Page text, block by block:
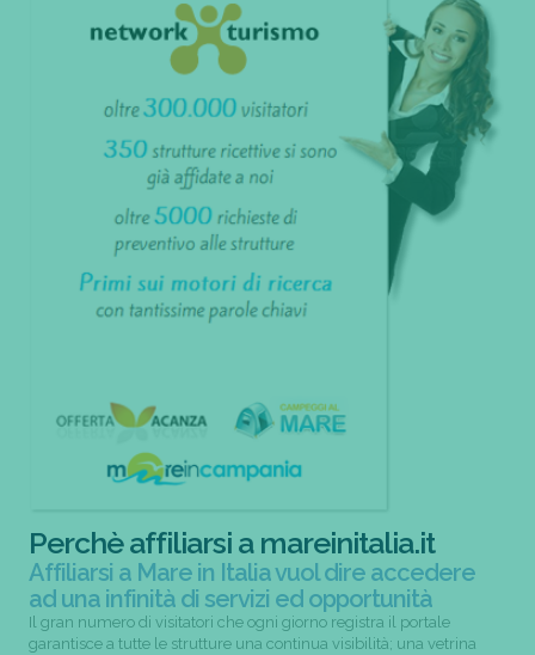
Perchè affiliarsi a mareinitalia.it
Affiliarsi a Mare in Italia vuol dire accedere
ad una infinità di servizi ed opportunità
Il gran numero di visitatori che ogni giorno registra il portale
garantisce a tutte le strutture una continua visibilità; una vetrina